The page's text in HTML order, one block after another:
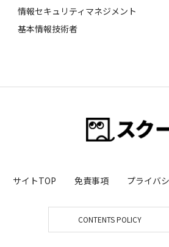
情報セキュリティマネジメント
基本情報技術者
サイトTOP 免責事項 プライバ
CONTENTS POLICY